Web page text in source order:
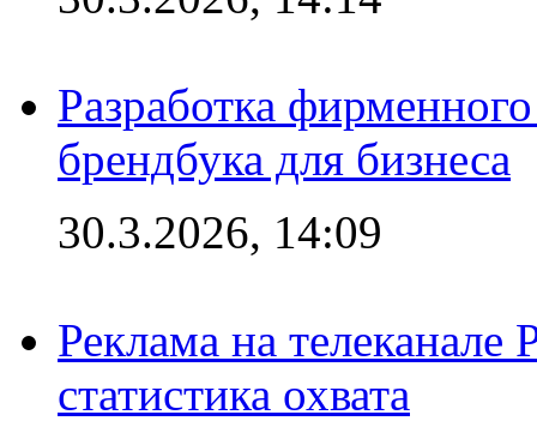
Разработка
брендбука для бизнеса
30.3.2026, 14:09
Реклама на
статистика охвата